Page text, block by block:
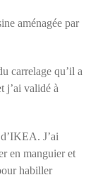
aménagée par
carrelage qu’il a
j’ai validé à
J’ai
en manguier et
habiller